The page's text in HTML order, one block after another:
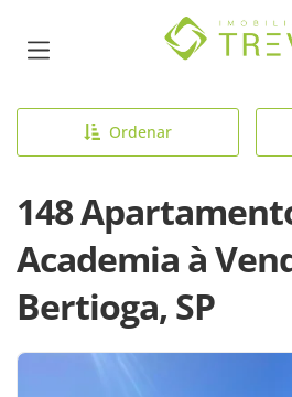
Página inicial
Ordenar
148
Academia à
Bertioga, SP